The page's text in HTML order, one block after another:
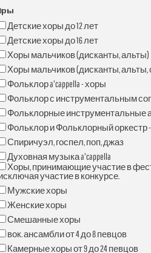
Детские хоры до 12 лет
Детские хоры до 16 лет
Хоры мальчиков (дисканты, альты)
Хоры мальчиков (дисканты, альты,
Фольклор a'cappella - хоры
Фольклор с инструментальным
Фольклорные инструментальные
Фольклор и Фольклорный
Спиричуэл, госпел, поп, джаз
Духовная музыка a'cappella
Хоры, принимающие участие в
участие в конкурсе.
Мужские хоры
Женские хоры
Смешанные хоры
вок. ансамбли от 4 до 8 певцов
Камерные хоры от 9 до 24 певцов